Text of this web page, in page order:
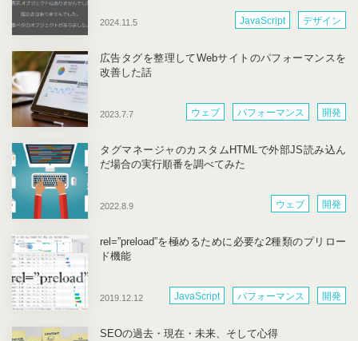
2024.11.5 JavaScript デザイン
2023.7.7
広告タグを整理してWebサイトのパフォーマンスを
改善した話
ウェブ パフォーマンス 開発
2022.8.9
タグマネージャのカスタムHTMLで外部JS読み込ん
だ場合の実行順番を調べてみた
ウェブ 開発
2019.12.12
rel=”preload”を極めるために必要な2種類のプリロー
ド機能
JavaScript パフォーマンス 開発
SEOの過去・現在・未来、そして心得